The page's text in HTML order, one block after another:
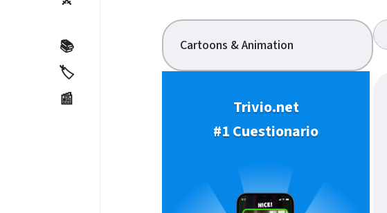
📚
🏷️
📰
Cartoons & Animation
Trivio.net
#1 Cuestionario